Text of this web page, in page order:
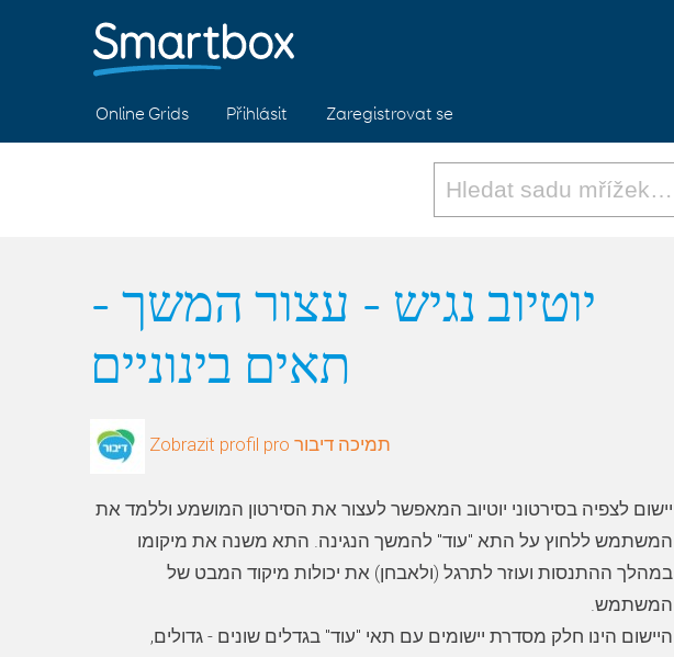
Online Grids Přihlásit Zaregistrovat se
יוטיוב נגיש - עצור המשך -
תאים בינוניים
Zobrazit profil pro תמיכה דיבור
יישום לצפיה בסירטוני יוטיוב המאפשר לעצור את הסירטון המושמע וללמד את
המשתמש ללחוץ על התא "עוד" להמשך הנגינה. התא משנה את מיקומו
במהלך ההתנסות ועוזר לתרגל (ולאבחן) את יכולות מיקוד המבט של
היישום הינו חלק מסדרת יישומים עם תאי "עוד" בגדלים שונים - גדולים,